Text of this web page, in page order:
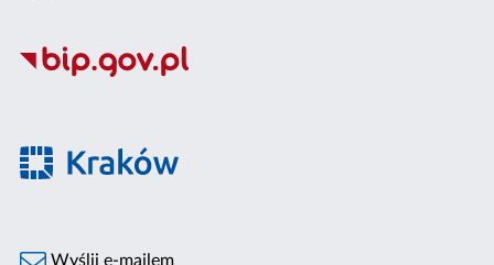
Wyślij e-mailem